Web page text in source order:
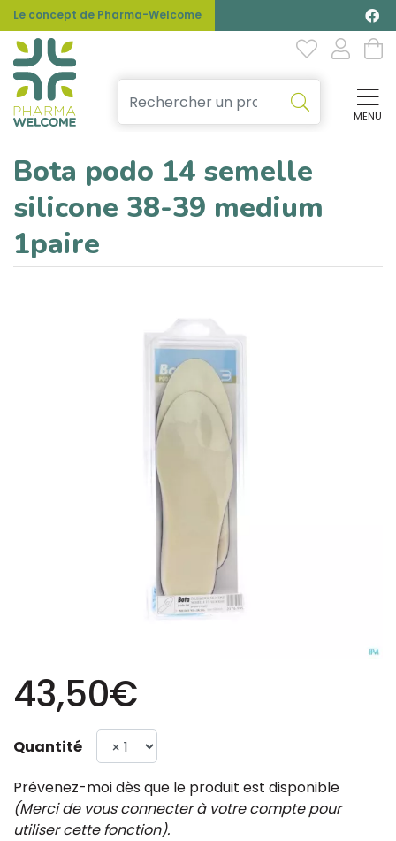
Le concept de Pharma-Welcome
MENU
Bota podo 14 semelle
silicone 38-39 medium
1paire
43,50€
Quantité
Prévenez-moi dès que le produit est disponible
(Merci de vous connecter à votre compte pour
utiliser cette fonction).